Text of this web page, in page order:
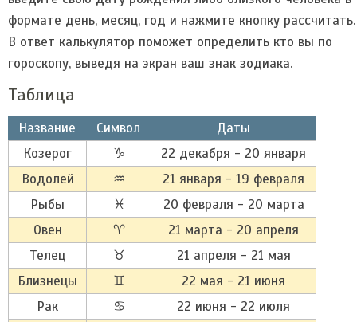
формате день, месяц, год и нажмите кнопку рассчитать.
В ответ калькулятор поможет определить кто вы по
гороскопу, выведя на экран ваш знак зодиака.
Таблица
Название Символ
Даты
Козерог
♑
22 декабря - 20 января
Водолей
♒
21 января - 19 февраля
Рыбы
♓
20 февраля - 20 марта
Овен
♈
21 марта - 20 апреля
Телец
♉
21 апреля - 21 мая
Близнецы
♊
22 мая - 21 июня
Рак
♋
22 июня - 22 июля